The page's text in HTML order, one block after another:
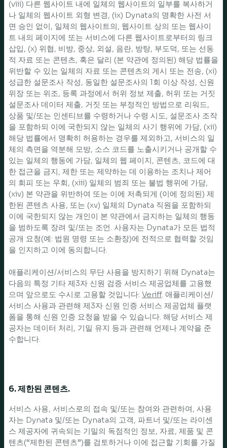
(viii) 다른 웹사이트 내에 일체의 웹사이트의 일부를 복사하거
나 일체의 웹사이트 외형 변경, (ix) Dynata의 명확한 사전 서
면 승인 없이, 일체의 웹사이트의, 웹사이트 상의 또는 웹사이
트 내의 페이지에 또는 서비스에 다른 웹사이트로부터의 링크
삽입, (x) 위협, 비방, 중상, 외설, 음란, 방탕, 부도덕, 또는 선동
적 자료 또는 콘텐츠, 혹은 달리 (본 약관에 정의된) 해당 법률을
위반할 수 있는 일체의 자료 또는 콘텐츠의 게시 또는 전송, (xi)
성급한 설문조사 작성, 동일한 설문조사의 1회 이상 작성, 신원
위장 또는 위조, 등록 과정에서 허위 정보 제출, 허위 또는 거짓
설문조사 데이터 제출, 거짓 또는 부정적인 방법으로 리워드,
상품 및/또는 인센티브를 수령하거나 수령 시도, 설문조사 조작
을 포함하되 이에 국한되지 않는 일체의 사기 행위에 가담, (xii)
해당 법률에서 명확히 허용하는 경우를 제외하고, 서비스의 일
체의 측면을 역분해 모방, 소스 코드를 노출시키거나 공개할 수
있는 일체의 행동에 가담, 일체의 웹 페이지, 콘텐츠, 코드에 대
한 접근을 금지, 제한 또는 제약하는 데 이용하는 조치나 제어
의 회피 또는 우회, (xiii) 일체의 범죄 또는 불법 행위에 가담,
(xiv) 본 약관을 위반하여 또는 이에 저촉되게 (이에 정의된) 제
한된 콘텐츠 사용, 또는 (xv) 일체의 Dynata 직원을 포함하되
이에 국한되지 않는 개인이 본 약관에서 금지하는 일체의 행동
을 범하도록 장려 및/또는 조언. 사용자는 Dynata가 모든 법적
공개 요청(예: 법원 명령 또는 소환장)에 전적으로 협력할 것임
을 인지하고 이에 동의합니다.
애플리케이션/서비스의 무단 사용을 방지하기 위해 Dynata는
다음의 특정 기타 제3자 신원 검증 서비스 제공업체를 고용했
으며 앞으로도 수시로 고용할 것입니다: Veriff. 애플리케이션/
서비스 사용과 관련해 제3자 신원 인증 서비스 제공업체 플랫
폼을 통해 신원 인증 요청을 받을 수 있습니다. 해당 서비스 제
공자는 데이터 처리, 기밀 유지 등과 관련해 언제나 계약을 준
수합니다.
6. 제한된 콘텐츠.
서비스 사용, 서비스로의 접속 및/또는 참여와 관련하여, 사용
자는 Dynata 및/또는 Dynata의 고객, 파트너 및/또는 라이센
스 제공자에 귀속되는 기밀의 독점적인 정보, 자료, 제품 및 콘
텐츠(“제한된 콘텐츠”)를 검토하거나 이에 접근할 기회를 가질